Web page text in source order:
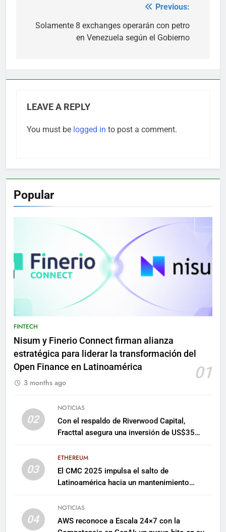
navigation
Previous:
Solamente 8 exchanges operarán con petro
en Venezuela según el Gobierno
LEAVE A REPLY
You must be logged in to post a comment.
Popular
FINTECH
Nisum y Finerio Connect firman alianza
estratégica para liderar la transformación del
Open Finance en Latinoamérica
01
3 months ago
02
NOTICIAS
Con el respaldo de Riverwood Capital,
Fracttal asegura una inversión de US$35
03
ETHEREUM
El CMC 2025 impulsa el salto de
Latinoamérica hacia un mantenimiento
04
NOTICIAS
AWS reconoce a Escala 24×7 con la